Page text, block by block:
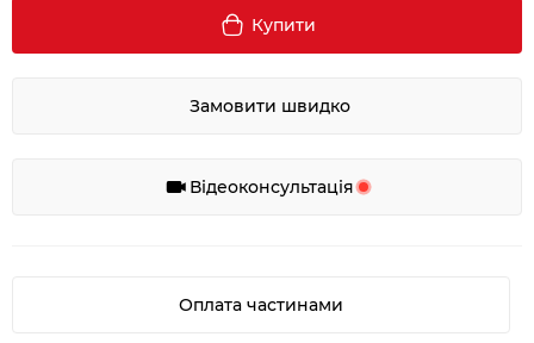
Купити
Замовити швидко
Відеоконсультація
Оплата частинами